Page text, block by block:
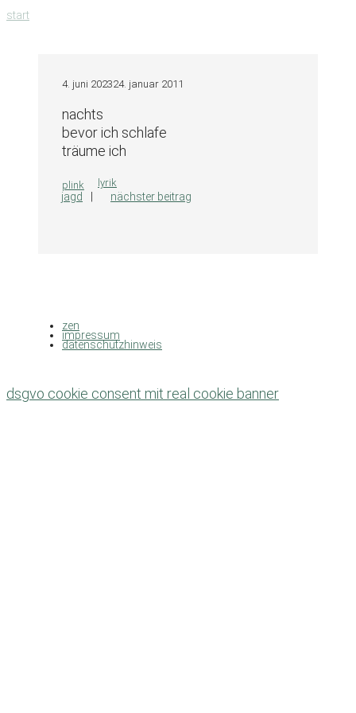
zum
start
4. juni 202324. januar 2011
nachts
bevor ich schlafe
träume ich
plink kategorien
lyrik
jagd nächster beitrag
zen
impressum
datenschutzhinweis
dsgvo cookie consent mit real cookie banner